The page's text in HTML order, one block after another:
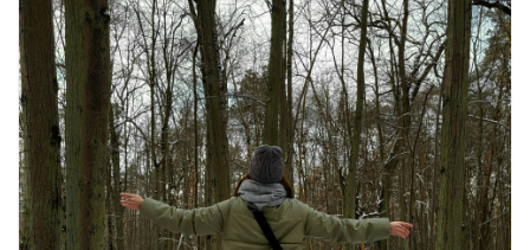
July 31, 2026 1 Comment
16 ज़रूरी कीबोर्ड शॉर्टकट्स जो आपकी
उत्पादकता को दोगुना कर देंगे
August 7, 2026 0 Comments